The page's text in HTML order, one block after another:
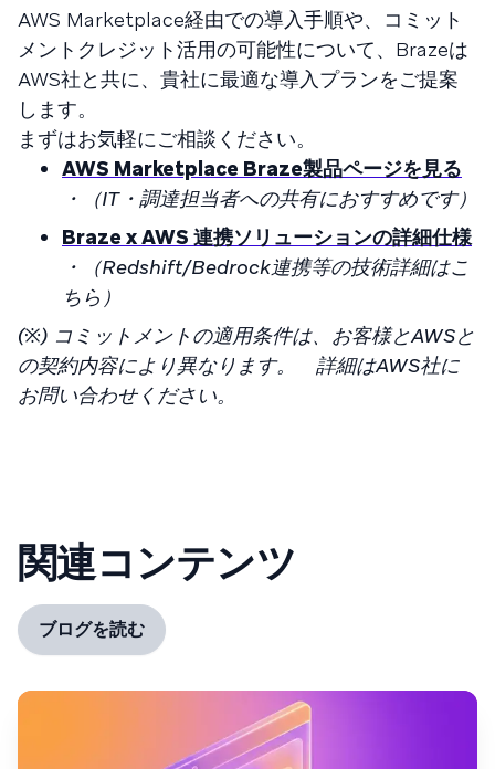
AWS Marketplace経由での導入手順や、コミット
メントクレジット活用の可能性について、Brazeは
AWS社と共に、貴社に最適な導入プランをご提案
します。
まずはお気軽にご相談ください。
AWS Marketplace Braze製品ページを見る
・（IT・調達担当者への共有におすすめです）
Braze x AWS 連携ソリューションの詳細仕様
・（Redshift/Bedrock連携等の技術詳細はこ
ちら）
(※) コミットメントの適用条件は、お客様とAWSと
の契約内容により異なります。 詳細はAWS社に
お問い合わせください。
関連コンテンツ
ブログを読む